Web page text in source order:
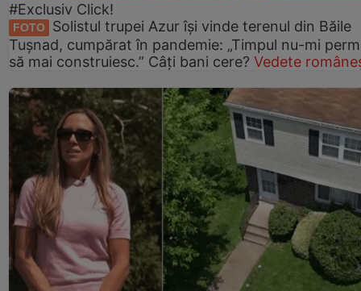
#Exclusiv Click!
FOTO
Solistul trupei Azur își vinde terenul din Băile
Tușnad, cumpărat în pandemie: „Timpul nu-mi
să mai construiesc.” Câți bani cere? Vedete